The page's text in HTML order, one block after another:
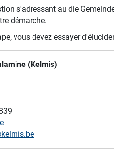
s'adressant au die
démarche.
vous devez essayer
(Kelmis)